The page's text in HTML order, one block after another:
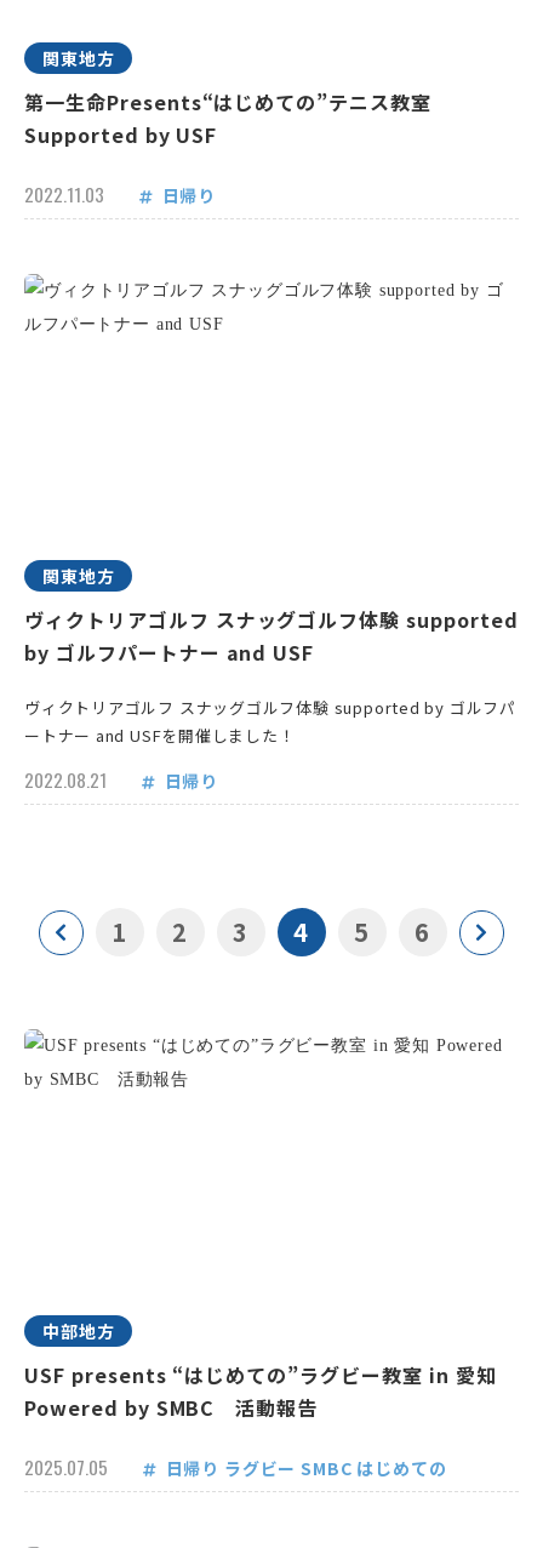
関東地方
第一生命Presents“はじめての”テニス教室
Supported by USF
2022.11.03 日帰り
関東地方
ヴィクトリアゴルフ スナッグゴルフ体験 supported
by ゴルフパートナー and USF
ヴィクトリアゴルフ スナッグゴルフ体験 supported by ゴルフパ
ートナー and USFを開催しました！
2022.08.21 日帰り
1 2 3 4 5 6
中部地方
USF presents “はじめての”ラグビー教室 in 愛知
Powered by SMBC 活動報告
2025.07.05 日帰り ラグビー SMBC はじめての